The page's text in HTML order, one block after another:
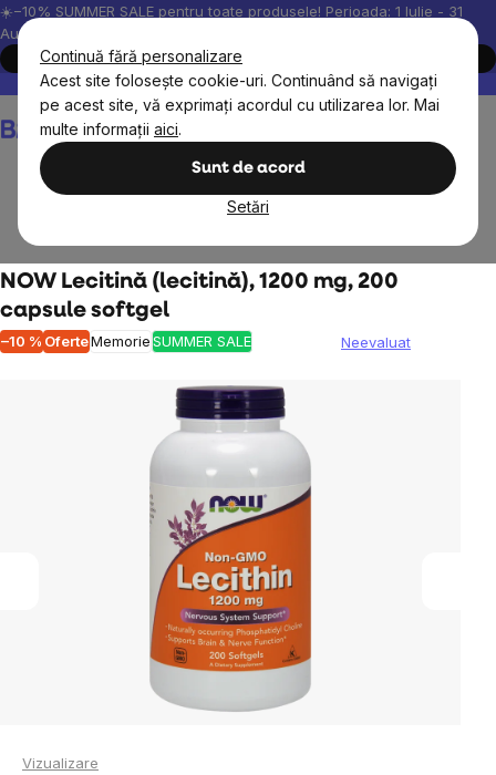
Continuă fără personalizare
Acest site folosește cookie-uri. Continuând să navigați
pe acest site, vă exprimați acordul cu utilizarea lor. Mai
multe informații aici.
Sunt de acord
Setări
Treci
la
conținut
☀️−10% SUMMER SALE pentru toate produsele! Perioada: 1 Iulie - 31
August, 2026.
Cumpără acum
Peste 200.000 de recenzii verificate
Produsele noastre sunt
Coş
de
NOW Lecitină (lecitină), 1200 mg, 200
capsule softgel
–10 % OferteMemorieSUMMER SALE
Evaluarea
a
produsului
5
stele.
Neevaluat
Vizualizare